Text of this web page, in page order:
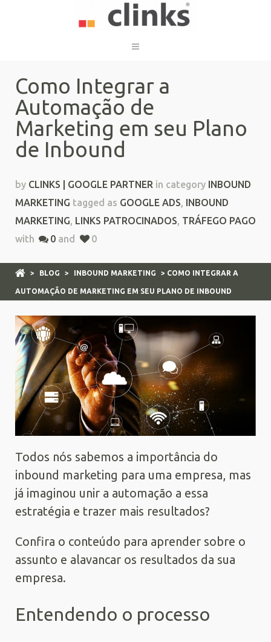
Como Integrar a
Automação de
Marketing em seu Plano
de Inbound
by CLINKS | GOOGLE PARTNER in category INBOUND
MARKETING tagged as GOOGLE ADS, INBOUND
MARKETING, LINKS PATROCINADOS, TRÁFEGO PAGO
with
0 and 0
> BLOG > INBOUND MARKETING > COMO INTEGRAR A
AUTOMAÇÃO DE MARKETING EM SEU PLANO DE INBOUND
Todos nós sabemos a importância do
inbound marketing para uma empresa, mas
já imaginou unir a automação a essa
estratégia e trazer mais resultados?
Confira o conteúdo para aprender sobre o
assunto e alavancar os resultados da sua
empresa.
Entendendo o processo